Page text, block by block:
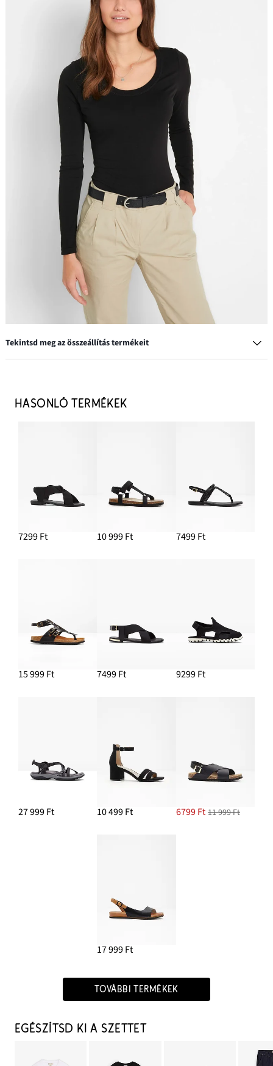
Tekintsd meg az összeállítás termékeit
2699 Ft
HOZZÁADÁS A KOSÁRHOZ
Kockás ingblúz tiszta pamutból
HASONLÓ TERMÉKEK
7299 Ft 10 999 Ft 7499 Ft
15 999 Ft 7499 Ft 9299 Ft
27 999 Ft 10 499 Ft 6799 Ft 11 999 Ft
17 999 Ft
TOVÁBBI TERMÉKEK
EGÉSZÍTSD KI A SZETTET